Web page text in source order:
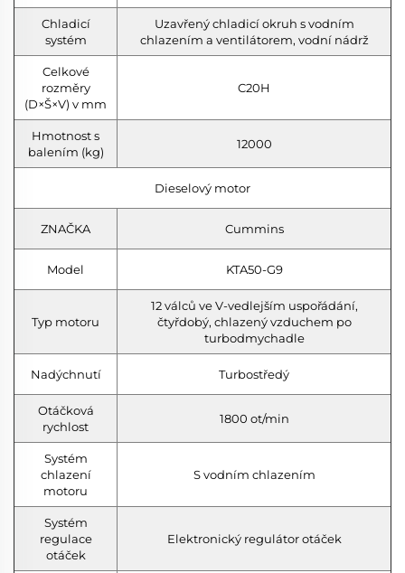
Chladicí
systém
Uzavřený chladicí okruh s vodním
chlazením a ventilátorem, vodní nádrž
Celkové
rozměry
(D×Š×V) v mm
C20H
Hmotnost s
balením (kg)
12000
Dieselový motor
ZNAČKA Cummins
Model KTA50-G9
Typ motoru
12 válců ve V-vedlejším uspořádání,
čtyřdobý, chlazený vzduchem po
turbodmychadle
Nadýchnutí Turbostředý
Otáčková
rychlost
1800 ot/min
Systém
chlazení
motoru
S vodním chlazením
Systém
regulace
otáček
Elektronický regulátor otáček